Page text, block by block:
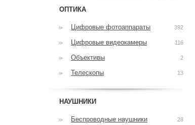
ОПТИКА
Цифровые фотоаппараты 392
Цифровые видеокамеры 116
Объективы 2
Телескопы 13
НАУШНИКИ
Беспроводные наушники 28